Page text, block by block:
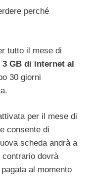
perché
tutto il mese di
3 GB di internet al
30 giorni
per il mese di
consente di
scheda andrà a
contrario dovrà
al momento